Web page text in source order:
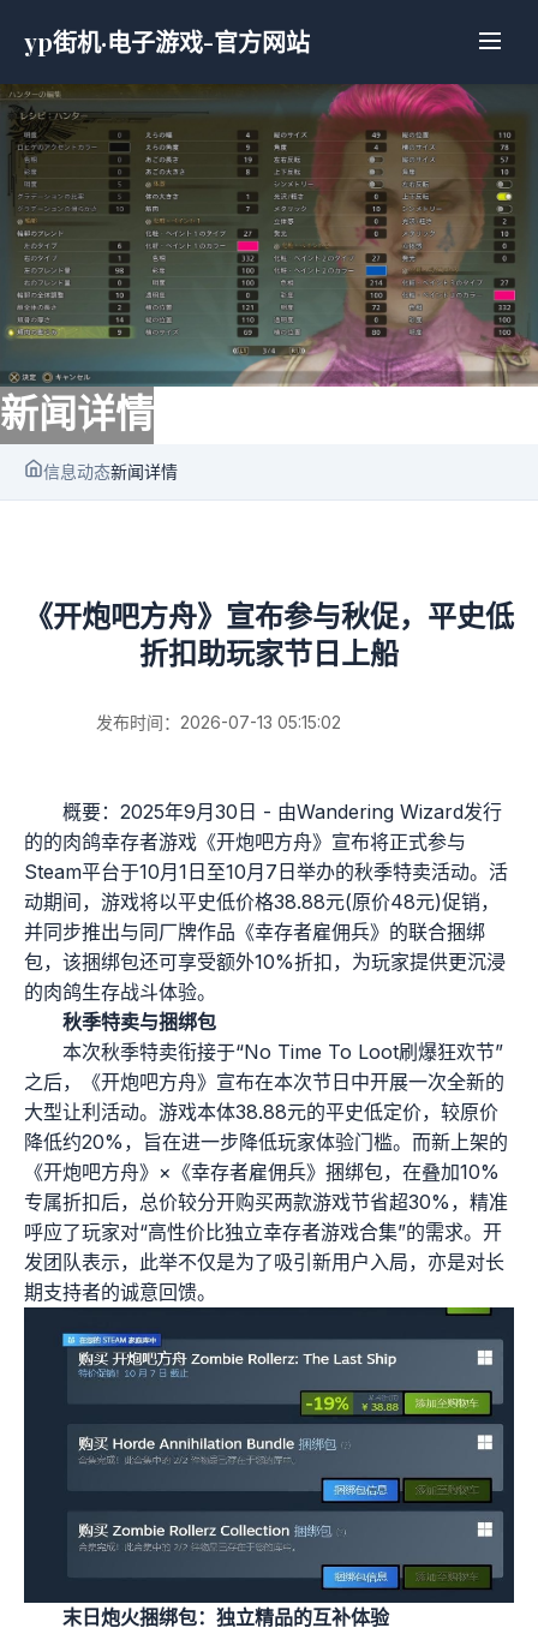
yp街机·电子游戏-官方网站
新闻详情
信息动态新闻详情
《开炮吧方舟》宣布参与秋促，平史低
折扣助玩家节日上船
发布时间：2026-07-13 05:15:02
概要：2025年9月30日 - 由Wandering Wizard发行
的的肉鸽幸存者游戏《开炮吧方舟》宣布将正式参与
Steam平台于10月1日至10月7日举办的秋季特卖活动。活
动期间，游戏将以平史低价格38.88元(原价48元)促销，
并同步推出与同厂牌作品《幸存者雇佣兵》的联合捆绑
包，该捆绑包还可享受额外10%折扣，为玩家提供更沉浸
的肉鸽生存战斗体验。
秋季特卖与捆绑包
本次秋季特卖衔接于“No Time To Loot刷爆狂欢节”
之后，《开炮吧方舟》宣布在本次节日中开展一次全新的
大型让利活动。游戏本体38.88元的平史低定价，较原价
降低约20%，旨在进一步降低玩家体验门槛。而新上架的
《开炮吧方舟》×《幸存者雇佣兵》捆绑包，在叠加10%
专属折扣后，总价较分开购买两款游戏节省超30%，精准
呼应了玩家对“高性价比独立幸存者游戏合集”的需求。开
发团队表示，此举不仅是为了吸引新用户入局，亦是对长
期支持者的诚意回馈。
末日炮火捆绑包：独立精品的互补体验